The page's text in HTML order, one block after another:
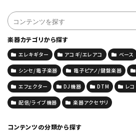
楽器カテゴリから探す
エレキギター アコギ/エレアコ ベース
シンセ/電子楽器 電子ピアノ/鍵盤楽器
エフェクター DJ機器 DTM レ
配信/ライブ機器 楽器アクセサリ
コンテンツの分類から探す